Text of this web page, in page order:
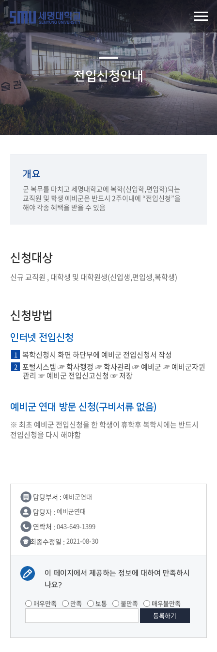
전입신청안내
개요
군 복무를 마치고 세명대학교에 복학(신입학,편입학)되는
교직원 및 학생 예비군은 반드시 2주이내에 “전입신청”을
해야 각종 혜택을 받을 수 있음
신청대상
신규 교직원 , 대학생 및 대학원생(신입생,편입생,복학생)
신청방법
인터넷 전입신청
1 복학신청시 화면 하단부에 예비군 전입신청서 작성
2 포털시스템 ☞ 학사행정 ☞ 학사관리 ☞ 예비군 ☞ 예비군자원
관리 ☞ 예비군 전입신고신청 ☞ 저장
예비군 연대 방문 신청(구비서류 없음)
※ 최초 예비군 전입신청을 한 학생이 휴학후 복학시에는 반드시
전입신청을 다시 해야함
담당부서 : 예비군연대
담당자 : 예비군연대
연락처 : 043-649-1399
최종수정일 : 2021-08-30
이 페이지에서 제공하는 정보에 대하여 만족하시
나요?
매우만족 만족 보통 불만족 매우불만족